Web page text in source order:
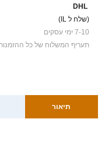
DHL
(שלח ל IL)
7-10 ימי עסקים
תעריף המשלוח של כל ההזמנות הוא
תיאור